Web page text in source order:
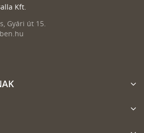
Kft.
Gyári út 15.